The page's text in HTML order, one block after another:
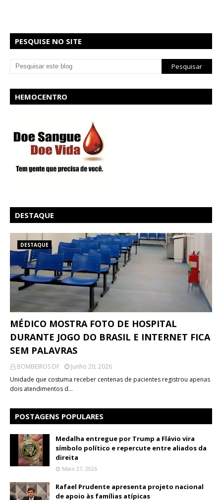
PESQUISE NO SITE
HEMOCENTRO
DESTAQUE
DESTAQUE
MÉDICO MOSTRA FOTO DE HOSPITAL
DURANTE JOGO DO BRASIL E INTERNET FICA
SEM PALAVRAS
BOMBEIROS DF
Junho 20, 2026
Unidade que costuma receber centenas de pacientes registrou apenas
dois atendimentos d…
POSTAGENS POPULARES
Medalha entregue por Trump a Flávio vira
símbolo político e repercute entre aliados da
direita
Maio 27, 2026
Rafael Prudente apresenta projeto nacional
de apoio às famílias atípicas